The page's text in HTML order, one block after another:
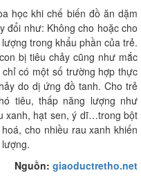
học khi chế biến đồ ăn dặm
đổi như: Không cho hoặc cho
trong khẩu phần của trẻ.
bị tiêu chảy cũng như mắc
có một số trường hợp thực
do dị ứng đồ tanh. Cho trẻ
tiêu, thấp năng lượng như
xanh, hạt sen, ý dĩ…trong bột
cho nhiều rau xanh khiến
Nguồn: giaoductretho.net